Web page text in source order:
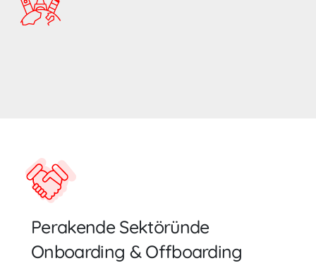
Perakende Sektöründe
Onboarding & Offboarding